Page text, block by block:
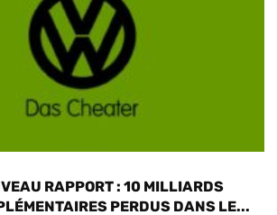
RAPPORT : 10 MILLIARDS
PERDUS DANS LE...